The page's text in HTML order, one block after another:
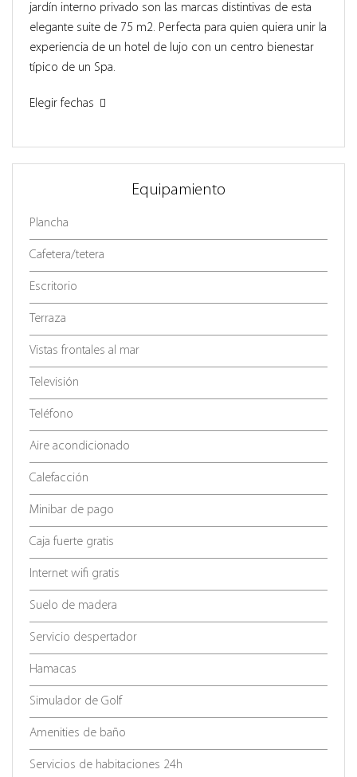
jardín interno privado son las marcas distintivas de esta
elegante suite de 75 m2. Perfecta para quien quiera unir la
experiencia de un hotel de lujo con un centro bienestar
típico de un Spa.
Elegir fechas
Equipamiento
Plancha
Cafetera/tetera
Escritorio
Terraza
Vistas frontales al mar
Televisión
Teléfono
Aire acondicionado
Calefacción
Minibar de pago
Caja fuerte gratis
Internet wifi gratis
Suelo de madera
Servicio despertador
Hamacas
Simulador de Golf
Amenities de baño
Servicios de habitaciones 24h